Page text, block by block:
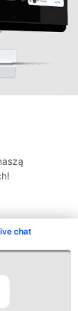
chat